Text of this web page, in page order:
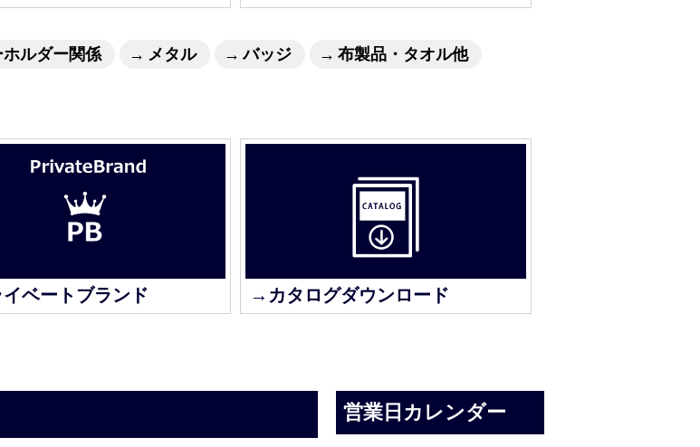
ホルダー関係 メタル バッジ 布製品・タオル他
ベートブランド →カタログダウンロード
営業日カレンダー